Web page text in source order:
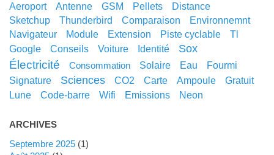
aeroport
antenne GSM pellets
distance
sketchup
thunderbird comparaison
environnemnt
navigateur
module extension piste cyclable
tl
google
conseils voiture identité sox
électricité consommation solaire eau
fourmi
signature
sciences CO2 carte ampoule
gratuit
lune
code-barre wifi emissions neon
ARCHIVES
septembre 2025(1)